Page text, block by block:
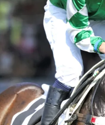
Curling
Dostihy
Florbal
Golf
Gymnastika